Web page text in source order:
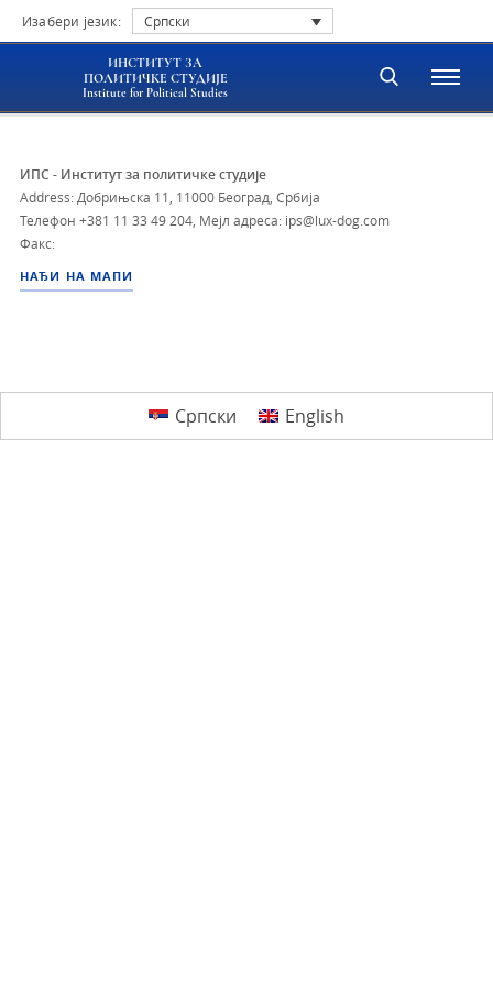
Изабери језик: Српски
ИНСТИТУТ ЗА
ПОЛИТИЧКЕ СТУДИЈЕ
Institute for Political Studies
ИПС - Институт за политичке студије
Address: Добрињска 11, 11000 Београд, Србија
Телефон +381 11 33 49 204 Мејл адреса: ips@lux-dog.com
Факс:
НАЂИ НА МАПИ
Српски English